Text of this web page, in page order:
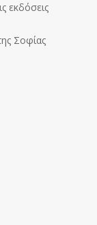
εκδόσεις
Σοφίας